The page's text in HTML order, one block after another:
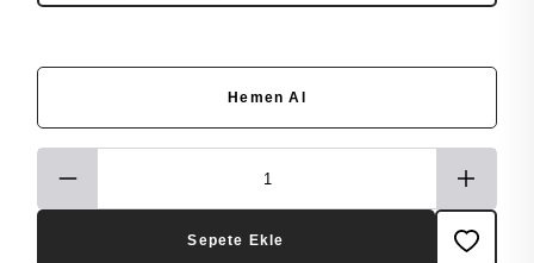
Hemen Al
Sepete Ekle